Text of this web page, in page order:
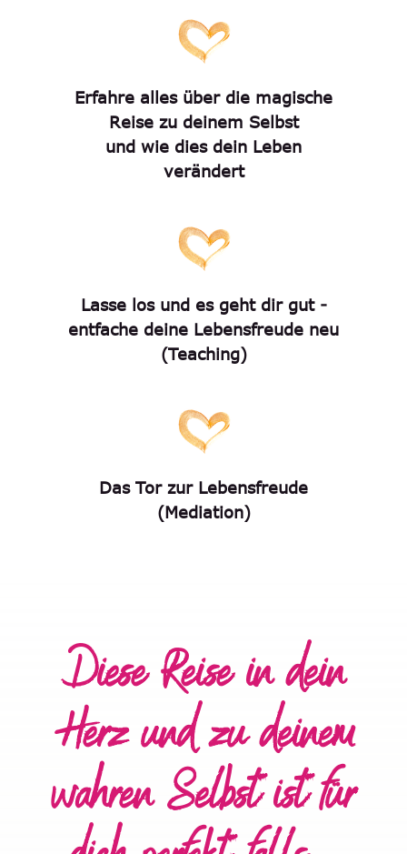
Erfahre alles über die magische
Reise zu deinem Selbst
und wie dies dein Leben
verändert
Lasse los und es geht dir gut -
entfache deine Lebensfreude neu
(Teaching)
Das Tor zur Lebensfreude
(Mediation)
Diese Reise in dein
Herz und zu deinem
wahren Selbst ist für